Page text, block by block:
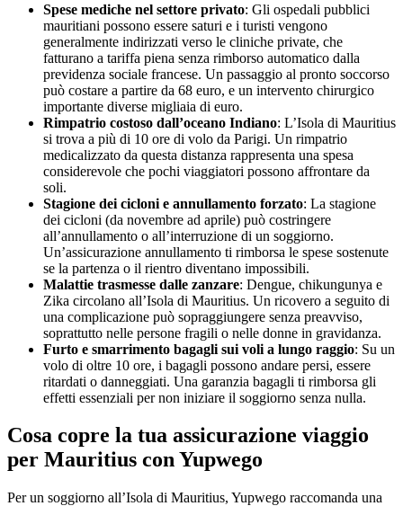
Spese mediche nel settore privato: Gli ospedali pubblici
mauritiani possono essere saturi e i turisti vengono
generalmente indirizzati verso le cliniche private, che
fatturano a tariffa piena senza rimborso automatico dalla
previdenza sociale francese. Un passaggio al pronto soccorso
può costare a partire da 68 euro, e un intervento chirurgico
importante diverse migliaia di euro.
Rimpatrio costoso dall’oceano Indiano: L’Isola di Mauritius
si trova a più di 10 ore di volo da Parigi. Un rimpatrio
medicalizzato da questa distanza rappresenta una spesa
considerevole che pochi viaggiatori possono affrontare da
soli.
Stagione dei cicloni e annullamento forzato: La stagione
dei cicloni (da novembre ad aprile) può costringere
all’annullamento o all’interruzione di un soggiorno.
Un’assicurazione annullamento ti rimborsa le spese sostenute
se la partenza o il rientro diventano impossibili.
Malattie trasmesse dalle zanzare: Dengue, chikungunya e
Zika circolano all’Isola di Mauritius. Un ricovero a seguito di
una complicazione può sopraggiungere senza preavviso,
soprattutto nelle persone fragili o nelle donne in gravidanza.
Furto e smarrimento bagagli sui voli a lungo raggio: Su un
volo di oltre 10 ore, i bagagli possono andare persi, essere
ritardati o danneggiati. Una garanzia bagagli ti rimborsa gli
effetti essenziali per non iniziare il soggiorno senza nulla.
Cosa copre la tua assicurazione viaggio
per Mauritius con Yupwego
Per un soggiorno all’Isola di Mauritius, Yupwego raccomanda una